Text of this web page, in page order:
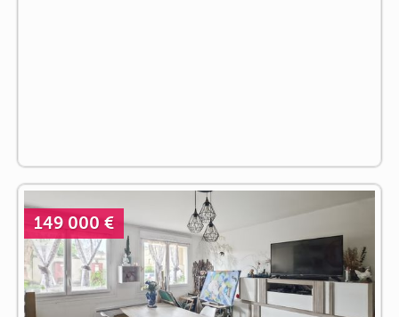
149 000 €